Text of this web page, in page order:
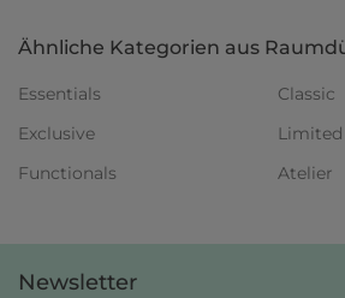
Ähnliche Kategorien aus
Essentials
Classic
Exclusive
Functionals
Atelier
Newsletter